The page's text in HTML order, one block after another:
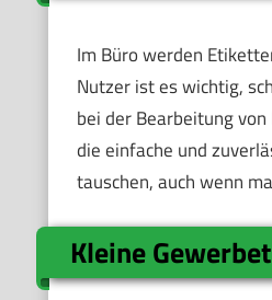
Im Büro werden
Nutzer ist es wichtig,
bei der Bearbeitung
die einfache und
tauschen, auch wenn
Kleine